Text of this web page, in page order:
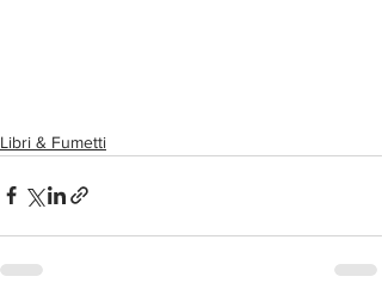
Libri & Fumetti